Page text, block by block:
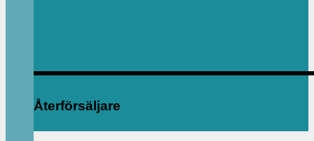
Återförsäljare